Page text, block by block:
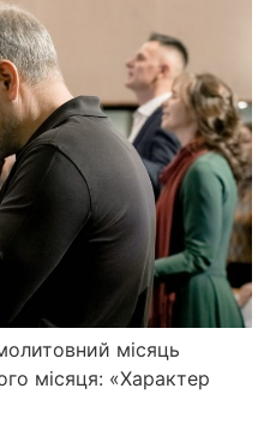
місяць
місяця: «Характер